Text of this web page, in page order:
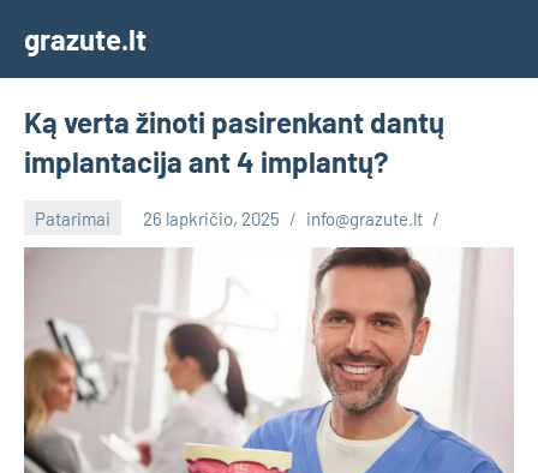
content
grazute.lt
Ką verta žinoti pasirenkant dantų
implantacija ant 4 implantų?
Patarimai 26 lapkričio, 2025 info@grazute.lt